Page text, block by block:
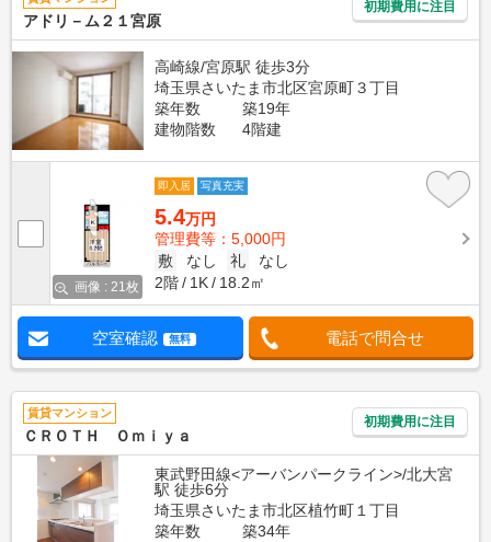
アドリ－ム２１宮原
初期費用に注目
高崎線/宮原駅 徒歩3分
埼玉県さいたま市北区宮原町３丁目
築年数
築19年
建物階数
4階建
画像 : 21枚
即入居 写真充実
5.4万円
管理費等：5,000円
敷
なし 礼
なし
2階
1K 18.2㎡
空室確認 無料 電話で問合せ
賃貸マンション
ＣＲＯＴＨ Ｏｍｉｙａ
初期費用に注目
東武野田線<アーバンパークライン>/北大宮
駅 徒歩6分
埼玉県さいたま市北区植竹町１丁目
築年数
築34年